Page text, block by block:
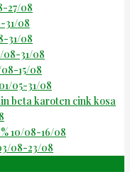
27/08
31/08
31/08
08-31/08
15/08
05-31/08
beta karoten cink kosa
10/08-16/08
08-23/08